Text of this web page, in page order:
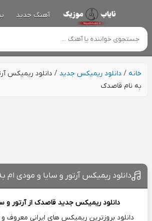
آهنگ جدید
خانه/ دانلود ریمیکس جدید / دانلود ریمیکس
به نام قاصدک
دانلود ریمیکس آرتور و سایا و مودی ام
دانلود ریمیکس جدید قاصدک ازآرتور و
دانلود بروزترین ریمیکس های ایرانی معروف